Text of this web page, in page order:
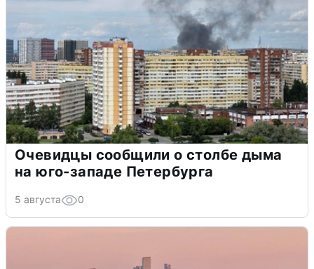
Очевидцы сообщили о столбе дыма
на юго-западе Петербурга
5 августа 0